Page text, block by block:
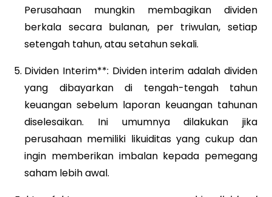
Perusahaan mungkin membagikan dividen
berkala secara bulanan, per triwulan, setiap
setengah tahun, atau setahun sekali.
Dividen Interim**: Dividen interim adalah dividen
yang dibayarkan di tengah-tengah tahun
keuangan sebelum laporan keuangan tahunan
diselesaikan. Ini umumnya dilakukan jika
perusahaan memiliki likuiditas yang cukup dan
ingin memberikan imbalan kepada pemegang
saham lebih awal.